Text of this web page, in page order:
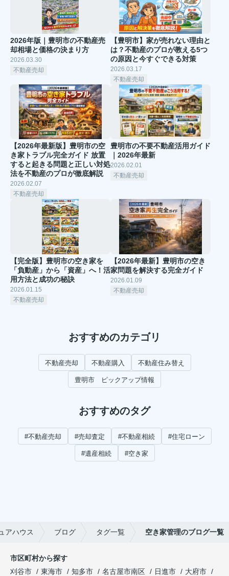
2026年版｜豊明市の不動産売
却相場と価格の決まり方
2026.03.30
不動産売却
【豊明市】家が売れない理由と
は？不動産のプロが教える5つ
の原因と今すぐできる対策
2026.03.17
不動産売却
【2026年最新版】豊明市の空
き家トラブル完全ガイド 放置
すると起きる問題と正しい対処
法を不動産のプロが徹底解説
2026.02.07
不動産売却
豊明市の不要不動産活用ガイド
｜2026年最新
2026.02.01
不動産売却
【完全版】豊明市の空き家を
「負動産」から「資産」へ！活
用方法と成功の秘訣
2026.01.15
不動産売却
【2026年最新】豊明市の空き
家問題を解決する完全ガイド
2026.01.09
不動産売却
おすすめのカテゴリ
不動産売却 不動産購入 不動産住み替え
豊明市 ピックアップ情報
おすすめのタグ
#不動産売却 #売却査定 #不動産相続 #住宅ローン
#遺産相続 #空き家
アハウス ブログ タグ一覧 空き家管理のブログ一覧
市区町村から探す
刈谷市
東海市 知多市 名古屋市南区 日進市
大府市